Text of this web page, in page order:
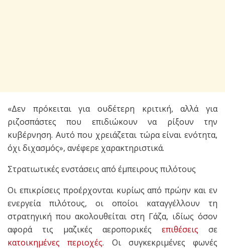
«Δεν πρόκειται για ουδέτερη κριτική, αλλά για
ριζοσπάστες που επιδιώκουν να ρίξουν την
κυβέρνηση. Αυτό που χρειάζεται τώρα είναι ενότητα,
όχι διχασμός», ανέφερε χαρακτηριστικά.
Στρατιωτικές ενστάσεις από έμπειρους πιλότους
Οι επικρίσεις προέρχονται κυρίως από πρώην και εν
ενεργεία πιλότους, οι οποίοι καταγγέλλουν τη
στρατηγική που ακολουθείται στη Γάζα, ιδίως όσον
αφορά τις μαζικές αεροπορικές επιθέσεις σε
κατοικημένες περιοχές. Οι συγκεκριμένες φωνές